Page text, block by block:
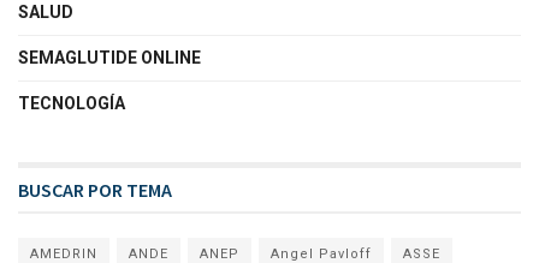
SALUD
SEMAGLUTIDE ONLINE
TECNOLOGÍA
BUSCAR POR TEMA
AMEDRIN ANDE ANEP Angel Pavloff ASSE